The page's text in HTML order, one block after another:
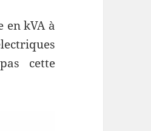
en kVA à
cette